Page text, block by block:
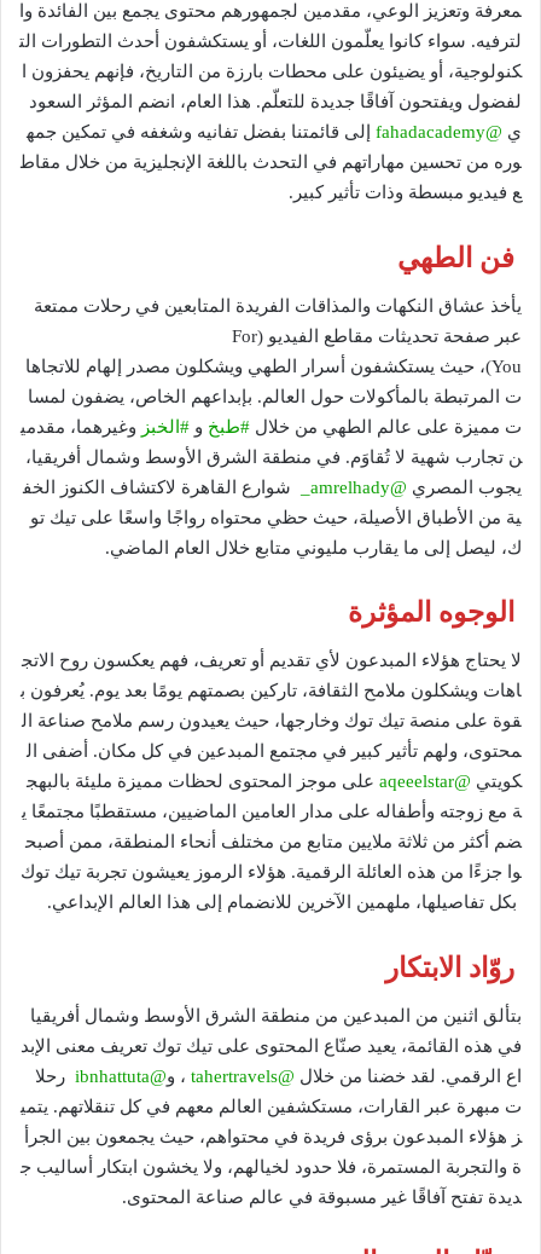
معرفة وتعزيز الوعي، مقدمين لجمهورهم محتوى يجمع بين الفائدة وا
لترفيه. سواء كانوا يعلّمون اللغات، أو يستكشفون أحدث التطورات الت
كنولوجية، أو يضيئون على محطات بارزة من التاريخ، فإنهم يحفزون ا
لفضول ويفتحون آفاقًا جديدة للتعلّم. هذا العام، انضم المؤثر السعود
ي @fahadacademy
إلى قائمتنا بفضل تفانيه وشغفه في تمكين جمه
وره من تحسين مهاراتهم في التحدث باللغة الإنجليزية من خلال مقاط
ع فيديو مبسطة وذات تأثير كبير.
فن الطهي
يأخذ عشاق النكهات والمذاقات الفريدة المتابعين في رحلات ممتعة
عبر صفحة تحديثات مقاطع الفيديو (For
You)، حيث يستكشفون أسرار الطهي ويشكلون مصدر إلهام للاتجاها
ت المرتبطة بالمأكولات حول العالم. بإبداعهم الخاص، يضفون لمسا
ت مميزة على عالم الطهي من خلال #طبخ و #الخبز وغيرهما، مقدمي
ن تجارب شهية لا تُقاوَم. في منطقة الشرق الأوسط وشمال أفريقيا،
يجوب المصري @amrelhady_
شوارع القاهرة لاكتشاف الكنوز الخف
ية من الأطباق الأصيلة، حيث حظي محتواه رواجًا واسعًا على تيك تو
ك، ليصل إلى ما يقارب مليوني متابع خلال العام الماضي.
الوجوه المؤثرة
لا يحتاج هؤلاء المبدعون لأي تقديم أو تعريف، فهم يعكسون روح الاتج
اهات ويشكلون ملامح الثقافة، تاركين بصمتهم يومًا بعد يوم. يُعرفون ب
قوة على منصة تيك توك وخارجها، حيث يعيدون رسم ملامح صناعة ال
محتوى، ولهم تأثير كبير في مجتمع المبدعين في كل مكان. أضفى ال
كويتي @aqeeelstar
على موجز المحتوى لحظات مميزة مليئة بالبهج
ة مع زوجته وأطفاله على مدار العامين الماضيين، مستقطبًا مجتمعًا ي
ضم أكثر من ثلاثة ملايين متابع من مختلف أنحاء المنطقة، ممن أصبح
وا جزءًا من هذه العائلة الرقمية. هؤلاء الرموز يعيشون تجربة تيك توك
بكل تفاصيلها، ملهمين الآخرين للانضمام إلى هذا العالم الإبداعي.
روّاد الابتكار
بتألق اثنين من المبدعين من منطقة الشرق الأوسط وشمال أفريقيا
في هذه القائمة، يعيد صنّاع المحتوى على تيك توك تعريف معنى الإبد
اع الرقمي. لقد خضنا من خلال @tahertravels ، و@ibnhattuta
رحلا
ت مبهرة عبر القارات، مستكشفين العالم معهم في كل تنقلاتهم. يتمي
ز هؤلاء المبدعون برؤى فريدة في محتواهم، حيث يجمعون بين الجرأ
ة والتجربة المستمرة، فلا حدود لخيالهم، ولا يخشون ابتكار أساليب ج
ديدة تفتح آفاقًا غير مسبوقة في عالم صناعة المحتوى.